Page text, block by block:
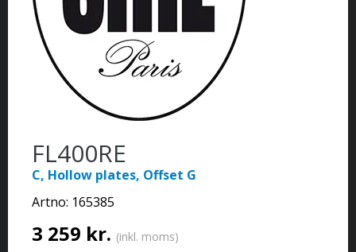
FL400RE
C, Hollow plates, Offset G
Artno: 165385
3 259 kr. (inkl. moms)